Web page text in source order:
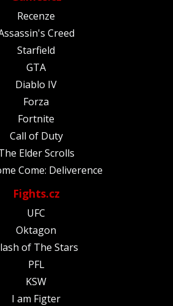
Recenze
Creed
Starfield
GTA
Diablo IV
Forza
Fortnite
Call of Duty
Elder Scrolls
Come: Deliverence
Fights.cz
UFC
Oktagon
of The Stars
PFL
KSW
I am Figter